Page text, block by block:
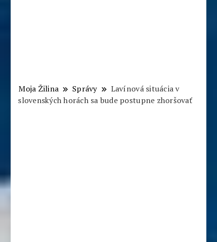
Moja Žilina Správy
Lavínová situácia v
slovenských horách sa bude postupne zhoršovať